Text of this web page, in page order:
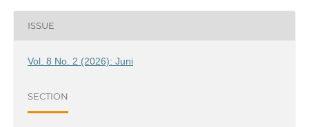
ISSUE
Vol. 8 No. 2 (2026): Juni
SECTION